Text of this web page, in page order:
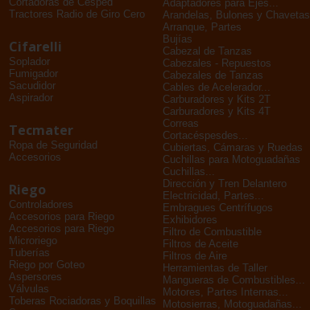
Tractores Radio de Giro Cero
Cifarelli
Soplador
Fumigador
Sacudidor
Aspirador
Tecmater
Ropa de Seguridad
Accesorios
Riego
Controladores
Accesorios para Riego
Accesorios para Riego
Microriego
Tuberías
Riego por Goteo
Aspersores
Válvulas
Toberas Rociadoras y Boquillas
Adaptadores para Ejes...
Arandelas, Bulones y Chavetas
Arranque, Partes
Bujías
Cabezal de Tanzas
Cabezales - Repuestos
Cabezales de Tanzas
Cables de Acelerador...
Carburadores y Kits 2T
Carburadores y Kits 4T
Correas
Cortacéspesdes...
Cubiertas, Cámaras y Ruedas
Cuchillas para Motoguadañas
Cuchillas...
Dirección y Tren Delantero
Electricidad, Partes...
Embragues Centrífugos
Exhibidores
Filtro de Combustible
Filtros de Aceite
Filtros de Aire
Herramientas de Taller
Mangueras de Combustibles...
Motores, Partes Internas...
Motosierras, Motoguadañas...